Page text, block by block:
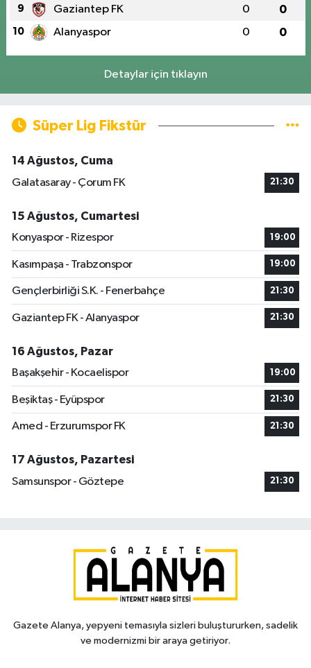
9 Gaziantep FK 0 0
10 Alanyaspor 0 0
Detaylar için tıklayın
Süper Lig Fikstür
14 Ağustos, Cuma
Galatasaray - Çorum FK
21:30
15 Ağustos, Cumartesi
Konyaspor - Rizespor
19:00
Kasımpaşa - Trabzonspor 19:00
Gençlerbirliği S.K. - Fenerbahçe 21:30
Gaziantep FK - Alanyaspor 21:30
16 Ağustos, Pazar
Başakşehir - Kocaelispor
19:00
Beşiktaş - Eyüpspor 21:30
Amed - Erzurumspor FK 21:30
17 Ağustos, Pazartesi
Samsunspor - Göztepe
21:30
Gazete Alanya, yepyeni temasıyla sizleri buluştururken, sadelik
ve modernizmi bir araya getiriyor.